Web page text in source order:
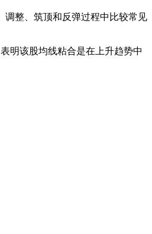
整、筑顶和反弹过程中比较常见
明该股均线粘合是在上升趋势中